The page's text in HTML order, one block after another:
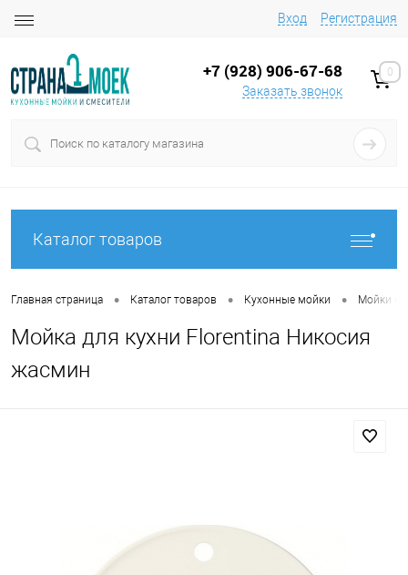
Вход Регистрация
+7 (928) 906-67-68
Заказать звонок
0
Каталог товаров
Главная страница • Каталог товаров • Кухонные мойки • Мойки на
Мойка для кухни Florentina Никосия
жасмин